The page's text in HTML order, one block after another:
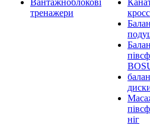
Вантажноблокові
тренажери
ніг